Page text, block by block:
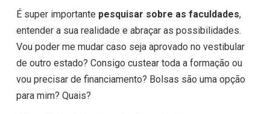
É super importante pesquisar sobre as faculdades,
entender a sua realidade e abraçar as possibilidades.
Vou poder me mudar caso seja aprovado no vestibular
de outro estado? Consigo custear toda a formação ou
vou precisar de financiamento? Bolsas são uma opção
para mim? Quais?